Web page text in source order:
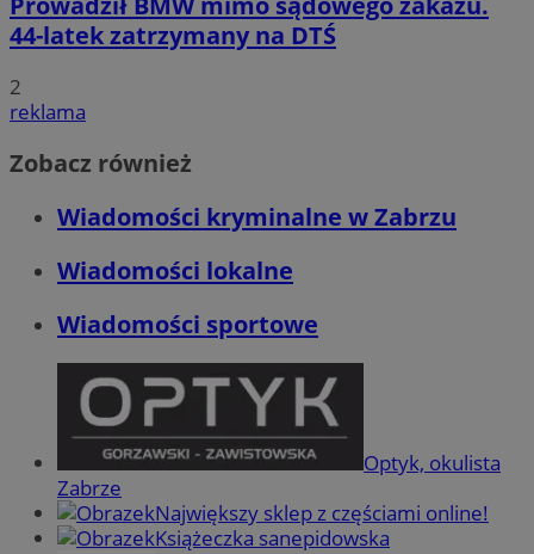
44-latek zatrzymany na DTŚ
2
reklama
Zobacz również
Wiadomości kryminalne w Zabrzu
Wiadomości lokalne
Wiadomości sportowe
Optyk, okulista
Zabrze
Największy sklep z częściami online!
Książeczka sanepidowska